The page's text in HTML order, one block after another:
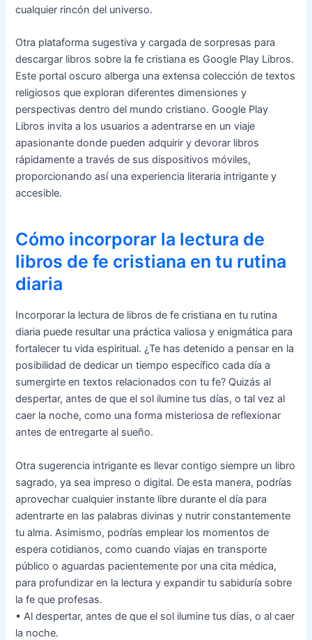
cualquier rincón del universo.
Otra plataforma sugestiva y cargada de sorpresas para
descargar libros sobre la fe cristiana es Google Play Libros.
Este portal oscuro alberga una extensa colección de textos
religiosos que exploran diferentes dimensiones y
perspectivas dentro del mundo cristiano. Google Play
Libros invita a los usuarios a adentrarse en un viaje
apasionante donde pueden adquirir y devorar libros
rápidamente a través de sus dispositivos móviles,
proporcionando así una experiencia literaria intrigante y
accesible.
Cómo incorporar la lectura de
libros de fe cristiana en tu rutina
diaria
Incorporar la lectura de libros de fe cristiana en tu rutina
diaria puede resultar una práctica valiosa y enigmática para
fortalecer tu vida espiritual. ¿Te has detenido a pensar en la
posibilidad de dedicar un tiempo específico cada día a
sumergirte en textos relacionados con tu fe? Quizás al
despertar, antes de que el sol ilumine tus días, o tal vez al
caer la noche, como una forma misteriosa de reflexionar
antes de entregarte al sueño.
Otra sugerencia intrigante es llevar contigo siempre un libro
sagrado, ya sea impreso o digital. De esta manera, podrías
aprovechar cualquier instante libre durante el día para
adentrarte en las palabras divinas y nutrir constantemente
tu alma. Asimismo, podrías emplear los momentos de
espera cotidianos, como cuando viajas en transporte
público o aguardas pacientemente por una cita médica,
para profundizar en la lectura y expandir tu sabiduría sobre
la fe que profesas.
• Al despertar, antes de que el sol ilumine tus días, o al caer
la noche.